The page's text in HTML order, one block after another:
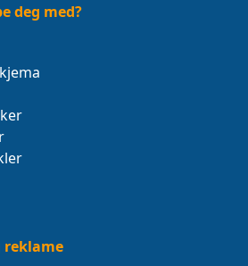
deg med?
reklame